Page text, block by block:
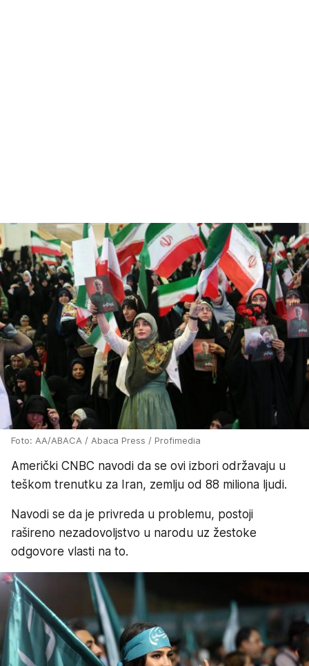
Foto: AA/ABACA / Abaca Press / Profimedia
Američki CNBC navodi da se ovi izbori održavaju u
teškom trenutku za Iran, zemlju od 88 miliona ljudi.
Navodi se da je privreda u problemu, postoji
rašireno nezadovoljstvo u narodu uz žestoke
odgovore vlasti na to.